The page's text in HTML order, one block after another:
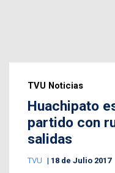
TVU Noticias
Huachipato
partido con
salidas
TVU 18 de Julio 2017